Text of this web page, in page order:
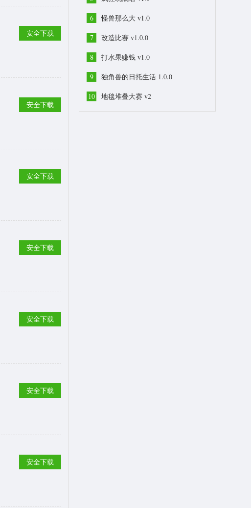
安全下载
安全下载
安全下载
安全下载
安全下载
安全下载
安全下载
6 怪兽那么大 v1.0
7 改造比赛 v1.0.0
8 打水果赚钱 v1.0
9 独角兽的日托生活 1.0.0
10 地毯堆叠大赛 v2